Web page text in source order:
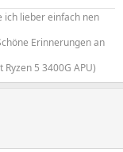
ich lieber einfach nen
Erinnerungen an
5 3400G APU)